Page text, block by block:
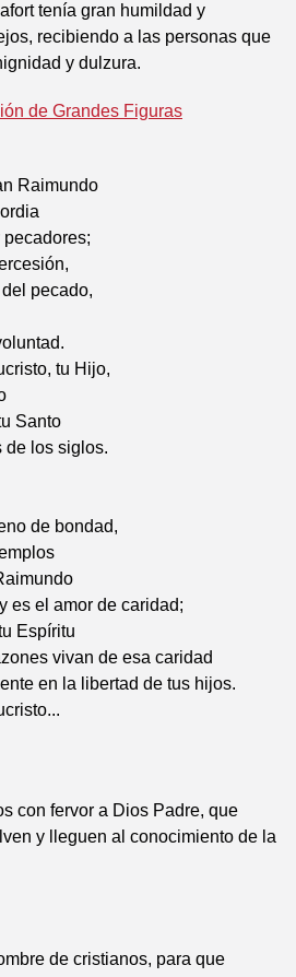
tenía gran humildad y
recibiendo a las personas que
y dulzura.
de Grandes Figuras
Raimundo
pecado,
tu Hijo,
Santo
de los siglos.
de bondad,
es el amor de caridad;
Espíritu
vivan de esa caridad
en la libertad de tus hijos.
con fervor a Dios Padre, que
y lleguen al conocimiento de la
de cristianos, para que